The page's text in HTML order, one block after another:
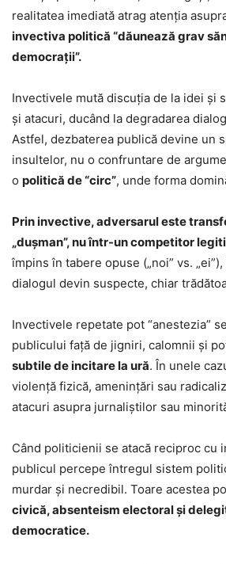
realitatea imediată atrag atenţia
invectiva politică “dăunează grav
democrații”.
Invectivele mută discuția de la idei și
și atacuri, ducând la degradarea
Astfel, dezbaterea publică devine un
insultelor, nu o confruntare de
o politică de “circ”, unde forma
Prin invective, adversarul este
„dușman”, nu într-un competitor
împins în tabere opuse („noi” vs.
dialogul devin suspecte, chiar
Invectivele repetate pot “anestezia”
publicului față de jigniri, calomnii şi
subtile de incitare la ură. În unele
violență fizică, amenințări sau
atacuri asupra jurnaliștilor sau
Când politicienii se atacă reciproc cu
publicul percepe întregul sistem
murdar și necredibil. Toare acestea
civică, absenteism electoral și
democratice.